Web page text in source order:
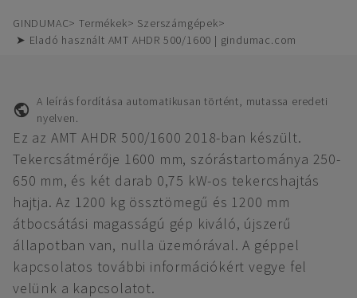
GINDUMAC Termékek
Szerszámgépek
➤ Eladó használt AMT AHDR 500/1600 | gindumac.com
A leírás fordítása automatikusan történt, mutassa eredeti
nyelven.
Ez az AMT AHDR 500/1600 2018-ban készült.
Tekercsátmérője 1600 mm, szórástartománya 250-
650 mm, és két darab 0,75 kW-os tekercshajtás
hajtja. Az 1200 kg össztömegű és 1200 mm
átbocsátási magasságú gép kiváló, újszerű
állapotban van, nulla üzemórával. A géppel
kapcsolatos további információkért vegye fel
velünk a kapcsolatot.